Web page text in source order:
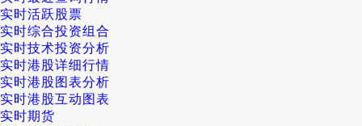
实时活跃股票
实时综合投资组合
实时技术投资分析
实时港股详细行情
实时港股图表分析
实时港股互动图表
实时期货